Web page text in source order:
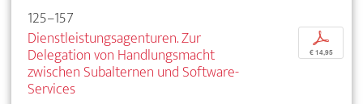
125–157
Dienstleistungsagenturen. Zur
Delegation von Handlungsmacht
zwischen Subalternen und Software-
Services
p
€ 14,95